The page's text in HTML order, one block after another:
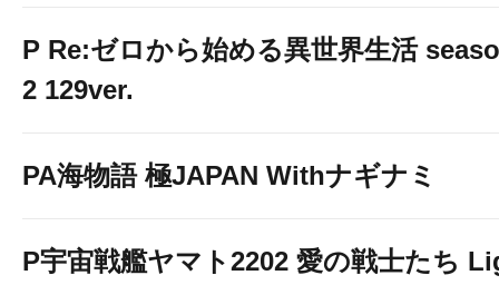
P Re:ゼロから始める異世界生活
2 129ver.
PA海物語 極JAPAN Withナギナミ
P宇宙戦艦ヤマト2202 愛の戦士たち